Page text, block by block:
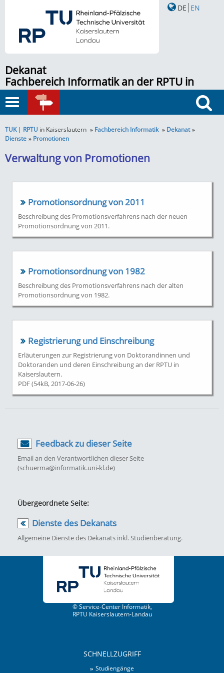
DE EN
Dekanat
Fachbereich Informatik an der RPTU in
Kaiserslautern
Toggle
navigation
TUK| RPTU in Kaiserslautern Fachbereich Informatik
Dekanat
Dienste
Promotionen
Verwaltung von Promotionen
Promotionsordnung von 2011
Beschreibung des Promotionsverfahrens nach der neuen
Promotionsordnung von 2011.
Promotionsordnung von 1982
Beschreibung des Promotionsverfahrens nach der alten
Promotionsordnung von 1982.
Registrierung und Einschreibung
Erläuterungen zur Registrierung von Doktorandinnen und
Doktoranden und deren Einschreibung an der RPTU in
Kaiserslautern.
PDF (54kB, 2017-06-26)
Übergeordnete Seite:
Dienste des Dekanats
Allgemeine Dienste des Dekanats inkl. Studienberatung.
Feedback zu dieser Seite
Email an den Verantwortlichen dieser Seite
(schuerma@informatik.uni-kl.de)
© Service-Center Informatik,
RPTU Kaiserslautern-Landau
SCHNELLZUGRIFF
Studiengänge